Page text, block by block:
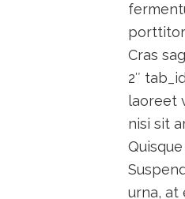
Cras
2″
laoreet
nisi sit
urna, at